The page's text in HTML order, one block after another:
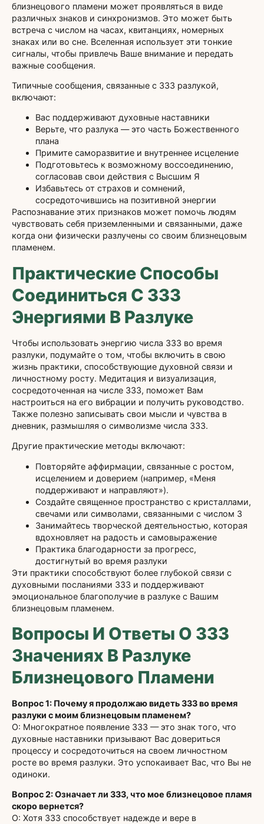
близнецового пламени может проявляться в виде
различных знаков и синхронизмов. Это может быть
встреча с числом на часах, квитанциях, номерных
знаках или во сне. Вселенная использует эти тонкие
сигналы, чтобы привлечь Ваше внимание и передать
важные сообщения.
Типичные сообщения, связанные с 333 разлукой,
включают:
Вас поддерживают духовные наставники
Верьте, что разлука — это часть Божественного
плана
Примите саморазвитие и внутреннее исцеление
Подготовьтесь к возможному воссоединению,
согласовав свои действия с Высшим Я
Избавьтесь от страхов и сомнений,
сосредоточившись на позитивной энергии
Распознавание этих признаков может помочь людям
чувствовать себя приземленными и связанными, даже
когда они физически разлучены со своим близнецовым
пламенем.
Практические Способы
Соединиться С 333
Энергиями В Разлуке
Чтобы использовать энергию числа 333 во время
разлуки, подумайте о том, чтобы включить в свою
жизнь практики, способствующие духовной связи и
личностному росту. Медитация и визуализация,
сосредоточенная на числе 333, поможет Вам
настроиться на его вибрации и получить руководство.
Также полезно записывать свои мысли и чувства в
дневник, размышляя о символизме числа 333.
Другие практические методы включают:
Повторяйте аффирмации, связанные с ростом,
исцелением и доверием (например, «Меня
поддерживают и направляют»).
Создайте священное пространство с кристаллами,
свечами или символами, связанными с числом 3
Занимайтесь творческой деятельностью, которая
вдохновляет на радость и самовыражение
Практика благодарности за прогресс,
достигнутый во время разлуки
Эти практики способствуют более глубокой связи с
духовными посланиями 333 и поддерживают
эмоциональное благополучие в разлуке с Вашим
близнецовым пламенем.
Вопросы И Ответы О 333
Значениях В Разлуке
Близнецового Пламени
Вопрос 1: Почему я продолжаю видеть 333 во время
разлуки с моим близнецовым пламенем?
О: Многократное появление 333 — это знак того, что
духовные наставники призывают Вас довериться
процессу и сосредоточиться на своем личностном
росте во время разлуки. Это успокаивает Вас, что Вы не
одиноки.
Вопрос 2: Означает ли 333, что мое близнецовое пламя
скоро вернется?
О: Хотя 333 способствует надежде и вере в